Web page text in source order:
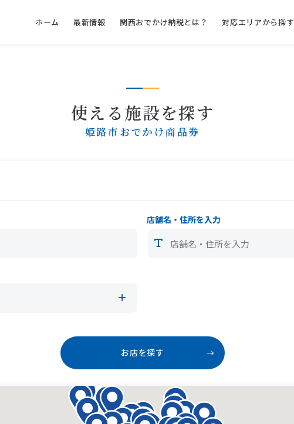
ホーム 最新情報 関西おでかけ納税とは？ 対応エリアから探す
使える施設を探す
姫路市おでかけ商品券
店舗名・住所を入力
お店を探す